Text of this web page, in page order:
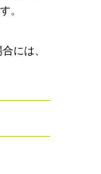
。
には、